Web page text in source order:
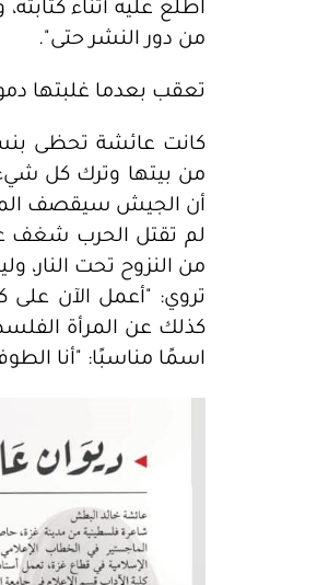
من دور النشر حتى".
تعقب بعدما غلبتها
كانت عائشة تحظى
من بيتها وترك كل
أن الجيش سيقصف
لم تقتل الحرب شغف
من النزوح تحت النار،
تروي: "أعمل الآن على
كذلك عن المرأة
اسمًا مناسبًا: "أنا